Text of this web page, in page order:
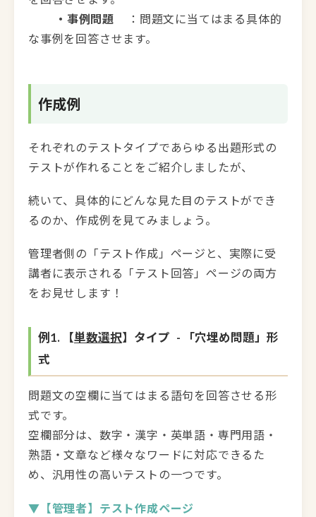
・事例問題
：問題文に当てはまる具体的
な事例を回答させます。
作成例
それぞれのテストタイプであらゆる出題形式の
テストが作れることをご紹介しましたが、
続いて、具体的にどんな見た目のテストができ
るのか、作成例を見てみましょう。
管理者側の「テスト作成」ページと、実際に受
講者に表示される「テスト回答」ページの両方
をお見せします！
例1. 【単数選択】タイプ - 「穴埋め問題」形
式
問題文の空欄に当てはまる語句を回答させる形
式です。
空欄部分は、数字・漢字・英単語・専門用語・
熟語・文章など様々なワードに対応できるた
め、汎用性の高いテストの一つです。
▼【管理者】テスト作成ページ